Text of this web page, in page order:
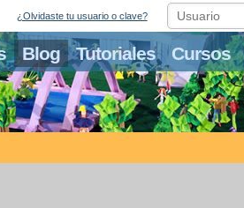
Blog Tutoriales Cursos
¿Olvidaste tu usuario o clave?